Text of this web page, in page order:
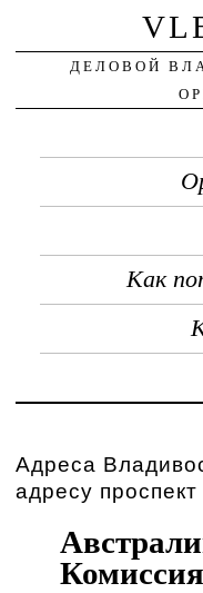
ДЕЛОВОЙ
Как
Адреса
адресу
Комиссия